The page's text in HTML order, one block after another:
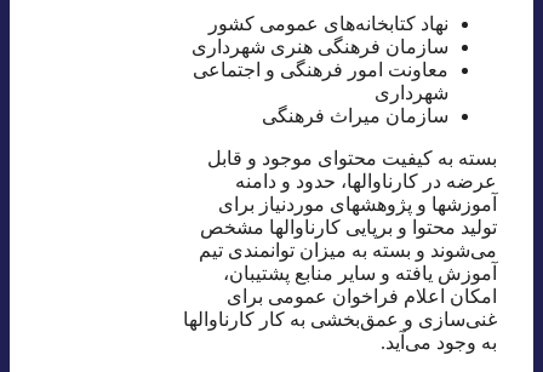
نهاد کتابخانه‌های عمومی کشور
سازمان فرهنگی هنری شهرداری
معاونت امور فرهنگی و اجتماعی
شهرداری
سازمان میراث فرهنگی
بسته به کیفیت محتوای موجود و قابل
عرضه در کارناوالها، حدود و دامنه
آموزشها و پژوهشهای موردنیاز برای
تولید محتوا و برپایی کارناوالها مشخص
می‌شوند و بسته به میزان توانمندی تیم
آموزش یافته و سایر منابع پشتیبان،
امکان اعلام فراخوان عمومی برای
غنی‌سازی و عمق‌بخشی به کار کارناوالها
به وجود می‌آید.